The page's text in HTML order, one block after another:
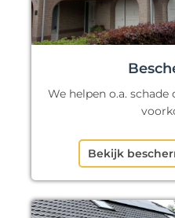
We helpen o.a.
Bekijk